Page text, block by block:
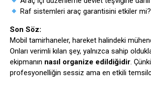
Raf sistemleri araç garantisini etkiler mi?
Son Söz:
Mobil tamirhaneler, hareket halindeki
Onları verimli kılan şey, yalnızca sahip
ekipmanın nasıl organize edildiğidir.
profesyonelliğin sessiz ama en etkili